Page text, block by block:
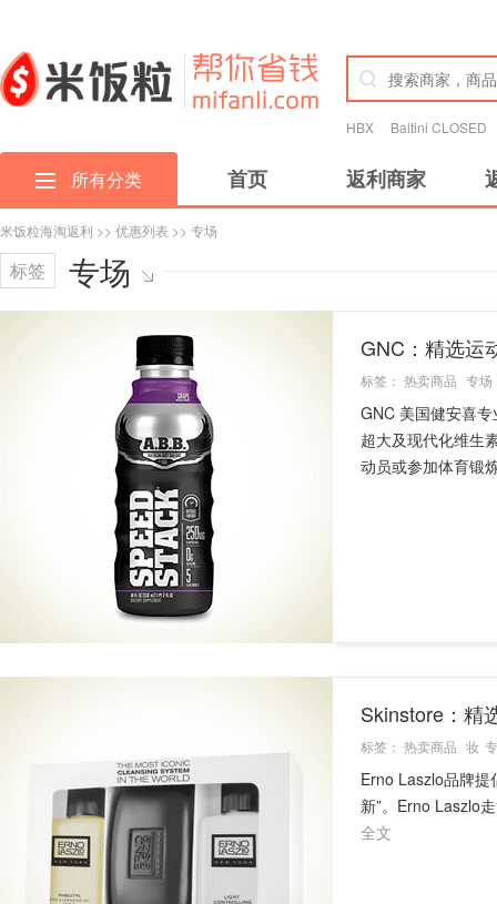
HBX Baltini CLOSED
所有分类 首页 返利商家
米饭粒海淘返利 >> 优惠列表 >> 专场
标签 专场
GNC：精选运
标签： 热卖商品 专场
GNC 美国健安喜
超大及现代化维生
动员或参加体育锻
Skinstore：精
标签： 热卖商品 妆
Erno Laszlo品牌提
新”。Erno Laszlo
全文